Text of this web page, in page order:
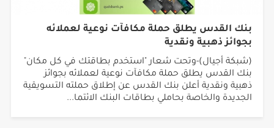
بنك القدس يطلق حملة مكافآت نوعية لعملائه
بجوائز ذهبية ونقدية
(شبكة أجيال)-وتحت شعار "استخدم بطاقتك في كل مكان"
بنك القدس يطلق حملة مكافآت نوعية لعملائه بجوائز
ذهبية ونقدية أعلن بنك القدس عن إطلاق حملته التسويقية
الجديدة والخاصة بحاملي بطاقات البنك الائتما...